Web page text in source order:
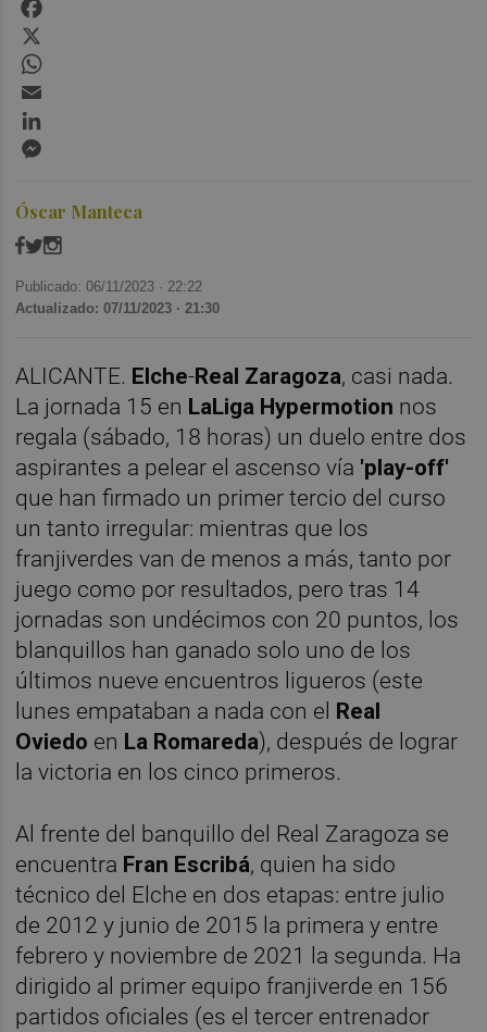
Óscar Manteca
Publicado: 06/11/2023 · 22:22
Actualizado: 07/11/2023 · 21:30
ALICANTE. Elche-Real Zaragoza, casi nada.
La jornada 15 en LaLiga Hypermotion nos
regala (sábado, 18 horas) un duelo entre dos
aspirantes a pelear el ascenso vía 'play-off'
que han firmado un primer tercio del curso
un tanto irregular: mientras que los
franjiverdes van de menos a más, tanto por
juego como por resultados, pero tras 14
jornadas son undécimos con 20 puntos, los
blanquillos han ganado solo uno de los
últimos nueve encuentros ligueros (este
lunes empataban a nada con el Real
Oviedo en La Romareda), después de lograr
la victoria en los cinco primeros.
Al frente del banquillo del Real Zaragoza se
encuentra Fran Escribá, quien ha sido
técnico del Elche en dos etapas: entre julio
de 2012 y junio de 2015 la primera y entre
febrero y noviembre de 2021 la segunda. Ha
dirigido al primer equipo franjiverde en 156
partidos oficiales (es el tercer entrenador